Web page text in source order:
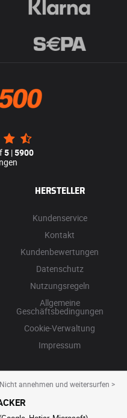
5|5900
HERSTELLER
Kundenservice
Kontakt
Kundenbewertungen
Datenschutz
Nutzungsregeln
Allgemeine
Geschäftsbedingungen
Cookie-Verwaltung
Impressum
Nicht annehmen und weitersurfen >